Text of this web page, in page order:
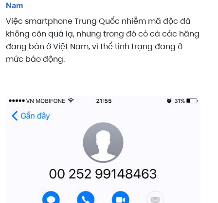
Nam
Việc smartphone Trung Quốc nhiễm mã độc đã
không còn quá lạ, nhưng trong đó có cả các hãng
đang bán ở Việt Nam, vì thế tình trạng đang ở
mức báo động.